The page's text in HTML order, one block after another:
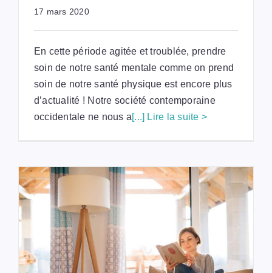
17 mars 2020
En cette période agitée et troublée, prendre
soin de notre santé mentale comme on prend
soin de notre santé physique est encore plus
d’actualité ! Notre société contemporaine
occidentale ne nous a[...] Lire la suite >